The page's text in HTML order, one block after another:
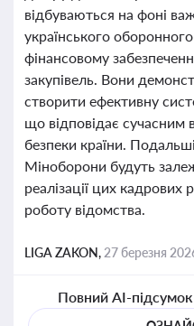
відбуваються на фоні
українського
фінансовому
закупівель. Вони
створити ефективну
що відповідає сучасним
безпеки країни.
Міноборони будуть
реалізації цих кадрових
роботу відомства.
LIGA ZAKON, 27 березня
Повний AI-